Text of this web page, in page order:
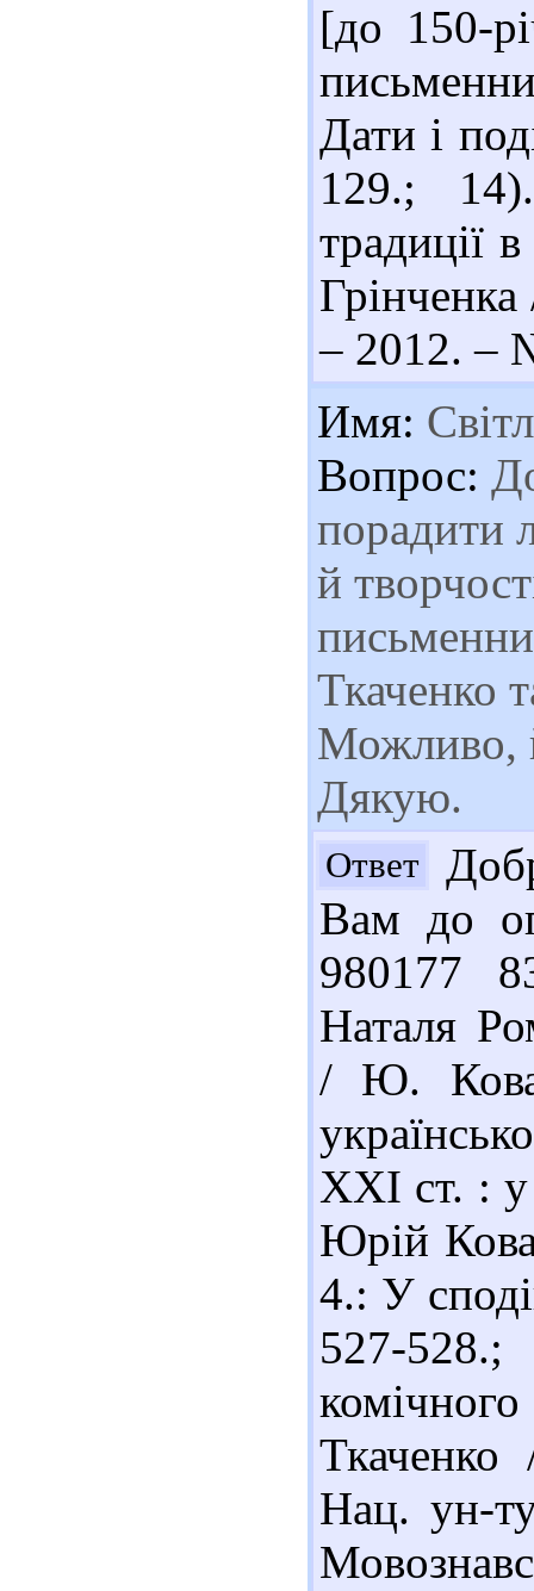
[до 150-
Дати і
129.;
традиції
– 2012. –
Имя:
Вопрос:
порадити
й
Ткаченко
Можливо,
Дякую.
Ответ
Вам до
980177
Наталя
/ Ю.
ХХІ ст. :
Юрій
4.: У
527-
Нац. ун-